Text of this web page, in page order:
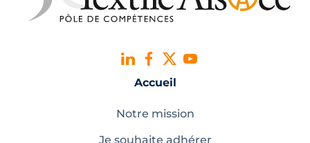
Accueil
Notre mission
Je souhaite adhérer